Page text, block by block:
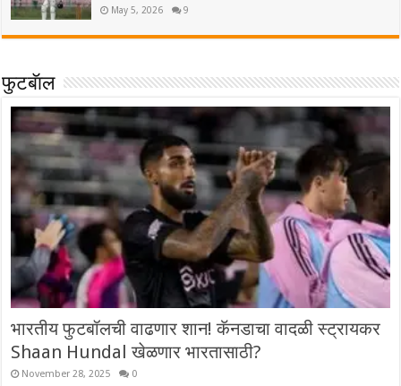
May 5, 2026 9
फुटबॅाल
भारतीय फुटबॉलची वाढणार शान! कॅनडाचा वादळी स्ट्रायकर
Shaan Hundal खेळणार भारतासाठी?
November 28, 2025 0